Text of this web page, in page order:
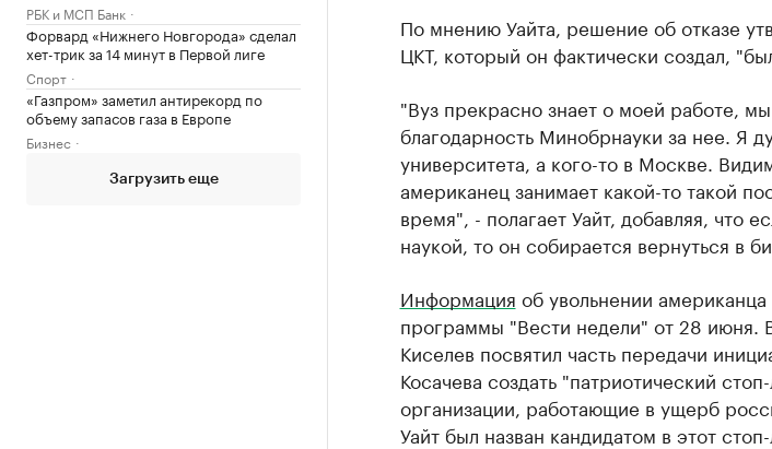
РБК и МСП Банк
Форвард «Нижнего Новгорода» сделал
хет-трик за 14 минут в Первой лиге
Спорт
«Газпром» заметил антирекорд по
объему запасов газа в Европе
Бизнес
Загрузить еще
По мнению Уайта, решение об отказе
ЦКТ, который он фактически создал,
"Вуз прекрасно знает о моей работе,
благодарность Минобрнауки за нее. Я
университета, а кого-то в Москве.
американец занимает какой-то такой
время", - полагает Уайт, добавляя, что
наукой, то он собирается вернуться в
Информация об увольнении
программы "Вести недели" от 28
Киселев посвятил часть передачи
Косачева создать "патриотический
организации, работающие в ущерб
Уайт был назван кандидатом в этот стоп-